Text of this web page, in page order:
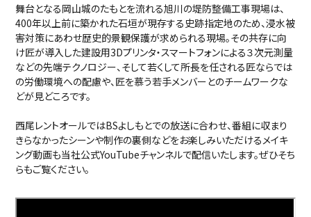
舞台となる岡山城のたもとを流れる旭川の堤防整備工事現場は、
400年以上前に築かれた石垣が現存する史跡指定地のため、浸水被
害対策にあわせ歴史的景観保護が求められる現場。その共存に向
け匠が導入した建設用3Dプリンタ・スマートフォンによる３次元測量
などの先端テクノロジー、そして若くして所長を任される匠ならでは
の労働環境への配慮や、匠を慕う若手メンバーとのチームワークな
どが見どころです。
西尾レントオールではBSよしもとでの放送に合わせ、番組に収まり
きらなかったシーンや制作の裏側などをお楽しみいただけるメイキ
ング動画も当社公式YouTubeチャンネルで配信いたします。ぜひそち
らもご覧ください。